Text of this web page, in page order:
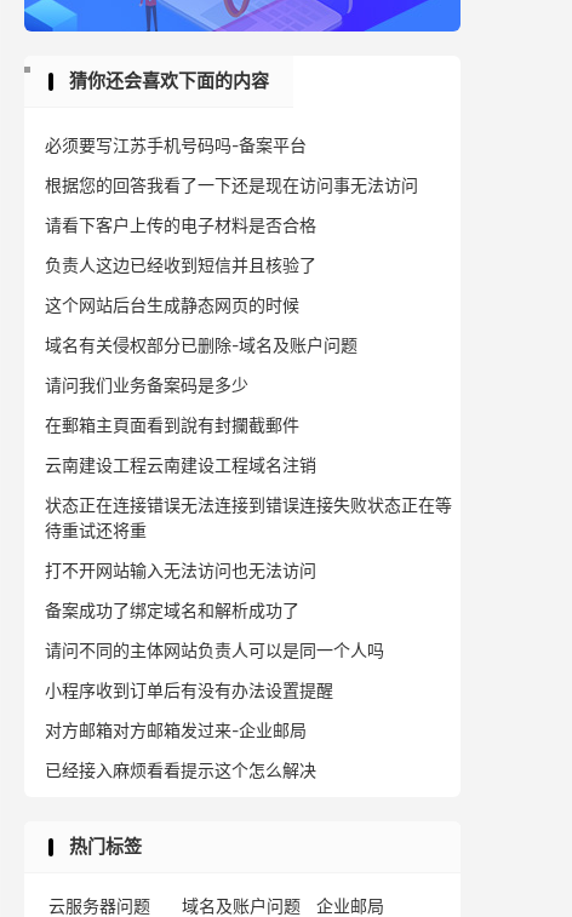
猜你还会喜欢下面的内容
必须要写江苏手机号码吗-备案平台
根据您的回答我看了一下还是现在访问事无法访问
请看下客户上传的电子材料是否合格
负责人这边已经收到短信并且核验了
这个网站后台生成静态网页的时候
域名有关侵权部分已删除-域名及账户问题
请问我们业务备案码是多少
在郵箱主頁面看到說有封攔截郵件
云南建设工程云南建设工程域名注销
状态正在连接错误无法连接到错误连接失败状态正在等
待重试还将重
打不开网站输入无法访问也无法访问
备案成功了绑定域名和解析成功了
请问不同的主体网站负责人可以是同一个人吗
小程序收到订单后有没有办法设置提醒
对方邮箱对方邮箱发过来-企业邮局
已经接入麻烦看看提示这个怎么解决
热门标签
云服务器问题 域名及账户问题
企业邮局